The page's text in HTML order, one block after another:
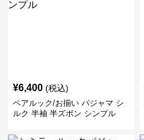
¥6,400 (税込)
ペアルック/お揃い パジャマ シ
ルク 半袖 半ズボン シンプル